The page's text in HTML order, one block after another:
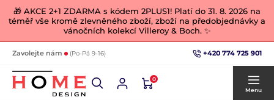
🎁 AKCE 2+1 ZDARMA s kódem 2PLUS1! Platí do 31. 8. 2026 na
téměř vše kromě zlevněného zboží, zboží na předobjednávky a
vánočních kolekcí Villeroy & Boch. ✨
Zavolejte nám (Po-Pá 9-16) +420 774 725 901
0
Menu